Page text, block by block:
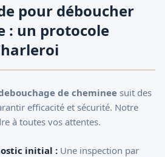
pour déboucher
: un protocole
de cheminee suit des
efficacité et sécurité. Notre
à toutes vos attentes.
initial : Une inspection par